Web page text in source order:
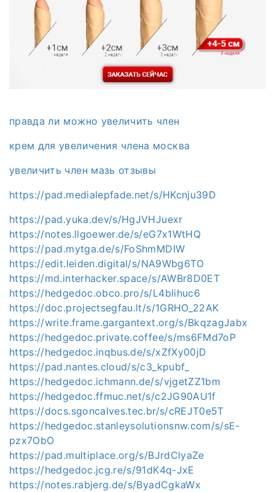
правда ли можно увеличить член
крем для увеличения члена москва
увеличить член мазь отзывы
https://pad.medialepfade.net/s/HKcnju39D
https://pad.yuka.dev/s/HgJVHJuexr
https://notes.llgoewer.de/s/eG7x1WtHQ
https://pad.mytga.de/s/FoShmMDIW
https://edit.leiden.digital/s/NA9Wbg6TO
https://md.interhacker.space/s/AWBr8D0ET
https://hedgedoc.obco.pro/s/L4blihuc6
https://doc.projectsegfau.lt/s/1GRHO_22AK
https://write.frame.gargantext.org/s/BkqzagJabx
https://hedgedoc.private.coffee/s/ms6FMd7oP
https://hedgedoc.inqbus.de/s/xZfXy00jD
https://pad.nantes.cloud/s/c3_kpubf_
https://hedgedoc.ichmann.de/s/vjgetZZ1bm
https://hedgedoc.ffmuc.net/s/c2JG90AU1f
https://docs.sgoncalves.tec.br/s/cREJT0e5T
https://hedgedoc.stanleysolutionsnw.com/s/sE-
pzx7ObO
https://pad.multiplace.org/s/BJrdClyaZe
https://hedgedoc.jcg.re/s/91dK4q-JxE
https://notes.rabjerg.de/s/ByadCgkaWx